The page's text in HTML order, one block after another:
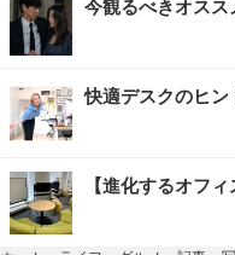
今観るべきオスス
快適デスクのヒ
【進化するオフィ